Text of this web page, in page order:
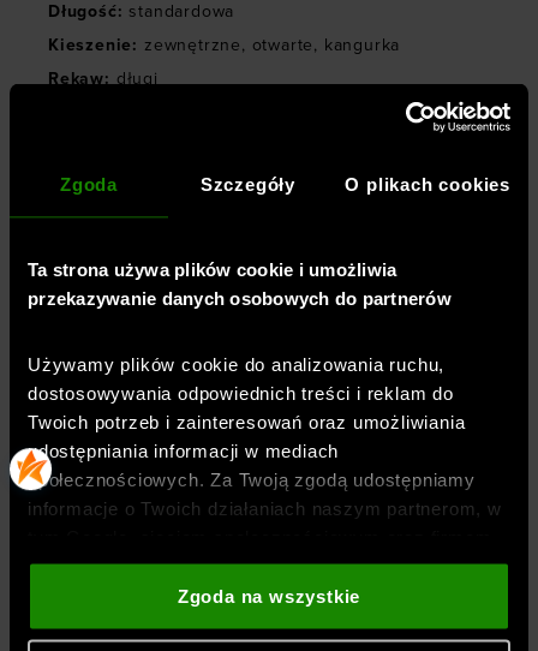
Zgoda Szczegóły O plikach cookies
Ta strona używa plików cookie i umożliwia
przekazywanie danych osobowych do partnerów
Używamy plików cookie do analizowania ruchu,
dostosowywania odpowiednich treści i reklam do
Twoich potrzeb i zainteresowań oraz umożliwiania
udostępniania informacji w mediach
społecznościowych. Za Twoją zgodą udostępniamy
informacje o Twoich działaniach naszym partnerom, w
zajmującym się reklamą i analityką internetową. Nasi
partnerzy mogą łączyć te informacje z innymi, które
podajesz poza tą stroną internetową, a także z
Zgoda na wszystkie
Długość: standardowa
Kieszenie: zewnętrzne, otwarte, kangurka
Rękaw: długi
Styl bluzy
dresowa, nierozpinana
Materiał główny
OPINIE
DOSTAWA
ZWROTY I REKLAMACJE